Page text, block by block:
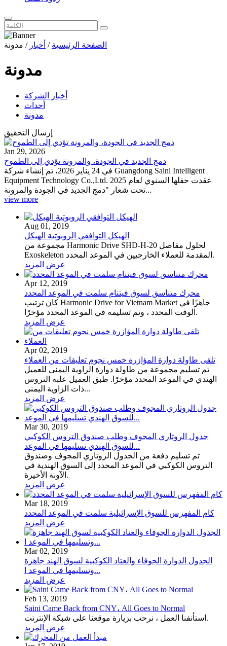
الصفحة الرئيسية / أخبار / مدونة
مدونة
أخبار الشركة
أحداث
مدونة
إرسال التحقيق
Jan 29, 2026
دمج الجديد في الجودة، والمرونة تؤدي إلى الطموح
في 24 يناير 2026، تم إنشاء شركة Guangdong Saini Intelligent
Equipment Technology Co.,Ltd. عقدت حفلها السنوي لعام 2025
تحت شعار "دمج الجديد في الجودة والمرونة...
view more
Aug 01, 2019
الهيكل التوافقي الروبوتية الهيكل
مجموعة من Harmonic Drive SHD-H-20 لحلول مفاصل
Exoskeleton المقدمة للعملاء الخارجيين في الموعد المحدد.
عرض المزيد
Apr 12, 2019
محرك متناسق لسوق فيتنام سلمت في الموعد المحدد
كان ترتيب Harmonic Drive for Vietnam Market جاهزًا في
الوقت المحدد ، وتم تسليمه في الموعد المحدد مؤخرًا.
عرض المزيد
Apr 02, 2019
تلقى طاولة دوارة المؤازرة خمس نجوم تعليقات من العملاء
تم تسليم مجموعة من طاولة دوارة الزاوية اليمنى للعميل
الهندي في الموعد المحدد مؤخرًا. طبق العميل علبة التروس
ذات الزاوية اليمنى...
عرض المزيد
Mar 30, 2019
جدول الروتاري المجوف وطلب صندوق التروس الكوكبي
للسوق الهندي تسليمها في الموعد...
تم تسليم دفعة من الجدول الروتاري المجوف وصندوق
التروس الكوكبي في الموعد المحدد إلى السوق الهندية في
الآونة الأخيرة.
عرض المزيد
Mar 18, 2019
كام المفهرس للسوق الإسرائيلية سلمت في الموعد المحدد
عرض المزيد
Mar 02, 2019
الجدول الدوارة الجوفاء والعتاد الكوكبية لسوق الهند جاهزة
وتسليمها في الموعد ا...
عرض المزيد
Feb 13, 2019
Saini Came Back from CNY، All Goes to Normal
استأنفنا العمل ، نرحب بزيارة موقعنا على شبكة الإنترنت.
عرض المزيد